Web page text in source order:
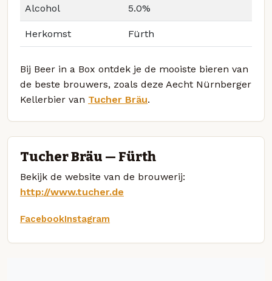
Alcohol 5.0%
Herkomst Fürth
Bij Beer in a Box ontdek je de mooiste bieren van
de beste brouwers, zoals deze Aecht Nürnberger
Kellerbier van Tucher Bräu.
Tucher Bräu — Fürth
Bekijk de website van de brouwerij:
http://www.tucher.de
FacebookInstagram